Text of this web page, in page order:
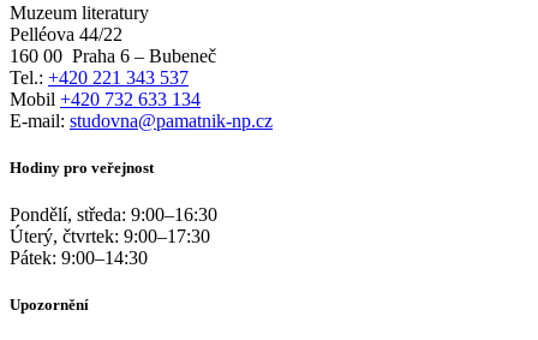
Muzeum literatury
Pelléova 44/22
160 00 Praha 6 – Bubeneč
Tel.: +420 221 343 537
Mobil +420 732 633 134
E-mail: studovna@pamatnik-np.cz
Hodiny pro veřejnost
Pondělí, středa: 9:00–16:30
Úterý, čtvrtek: 9:00–17:30
Pátek: 9:00–14:30
Upozornění